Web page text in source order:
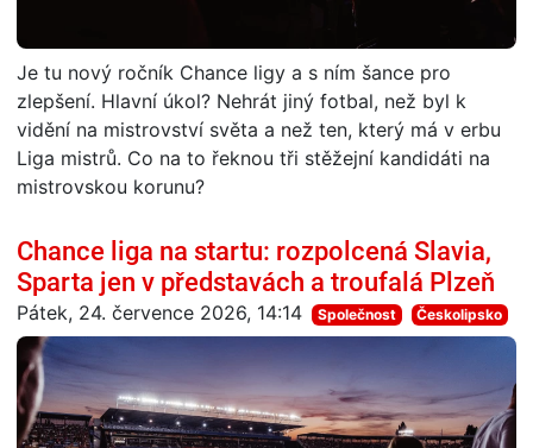
Je tu nový ročník Chance ligy a s ním šance pro
zlepšení. Hlavní úkol? Nehrát jiný fotbal, než byl k
vidění na mistrovství světa a než ten, který má v erbu
Liga mistrů. Co na to řeknou tři stěžejní kandidáti na
mistrovskou korunu?
Chance liga na startu: rozpolcená Slavia,
Sparta jen v představách a troufalá Plzeň
Pátek, 24. července 2026, 14:14 Společnost Českolipsko